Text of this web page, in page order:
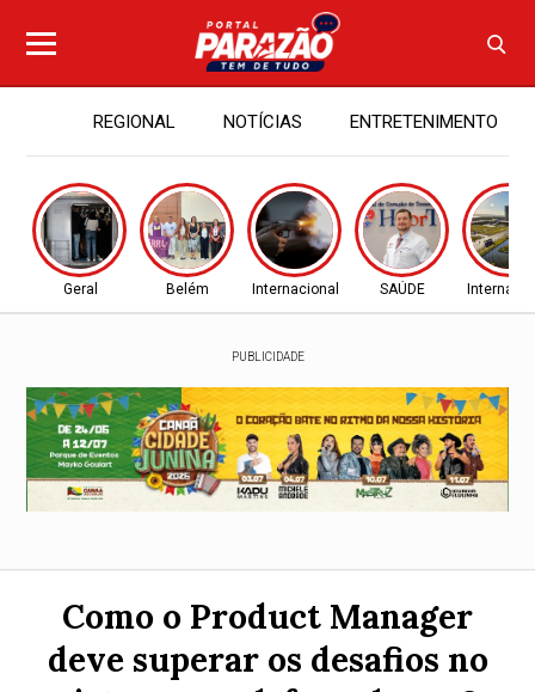
REGIONAL NOTÍCIAS ENTRETENIMENTO
Geral Belém Internacional SAÚDE
PUBLICIDADE
Como o Product Manager
deve superar os desafios no